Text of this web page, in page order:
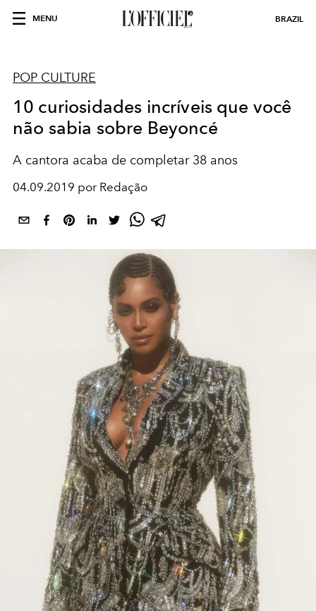
MENU BRAZIL
POP CULTURE
10 curiosidades incríveis que você
não sabia sobre Beyoncé
A cantora acaba de completar 38 anos
04.09.2019 por Redação